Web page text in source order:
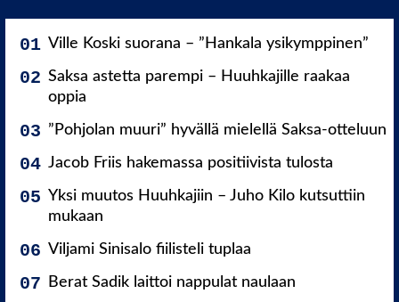
Ville Koski suorana – ”Hankala ysikymppinen”
Saksa astetta parempi – Huuhkajille raakaa
oppia
”Pohjolan muuri” hyvällä mielellä Saksa-otteluun
Jacob Friis hakemassa positiivista tulosta
Yksi muutos Huuhkajiin – Juho Kilo kutsuttiin
mukaan
Viljami Sinisalo fiilisteli tuplaa
Berat Sadik laittoi nappulat naulaan